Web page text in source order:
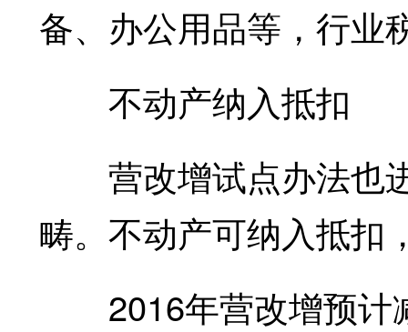
备、办公用品等，行业
不动产纳入抵扣
营改增试点办法也
畴。不动产可纳入抵扣
2016年营改增预计